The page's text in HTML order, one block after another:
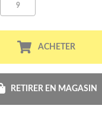
9
ACHETER
RETIRER EN MAGASIN